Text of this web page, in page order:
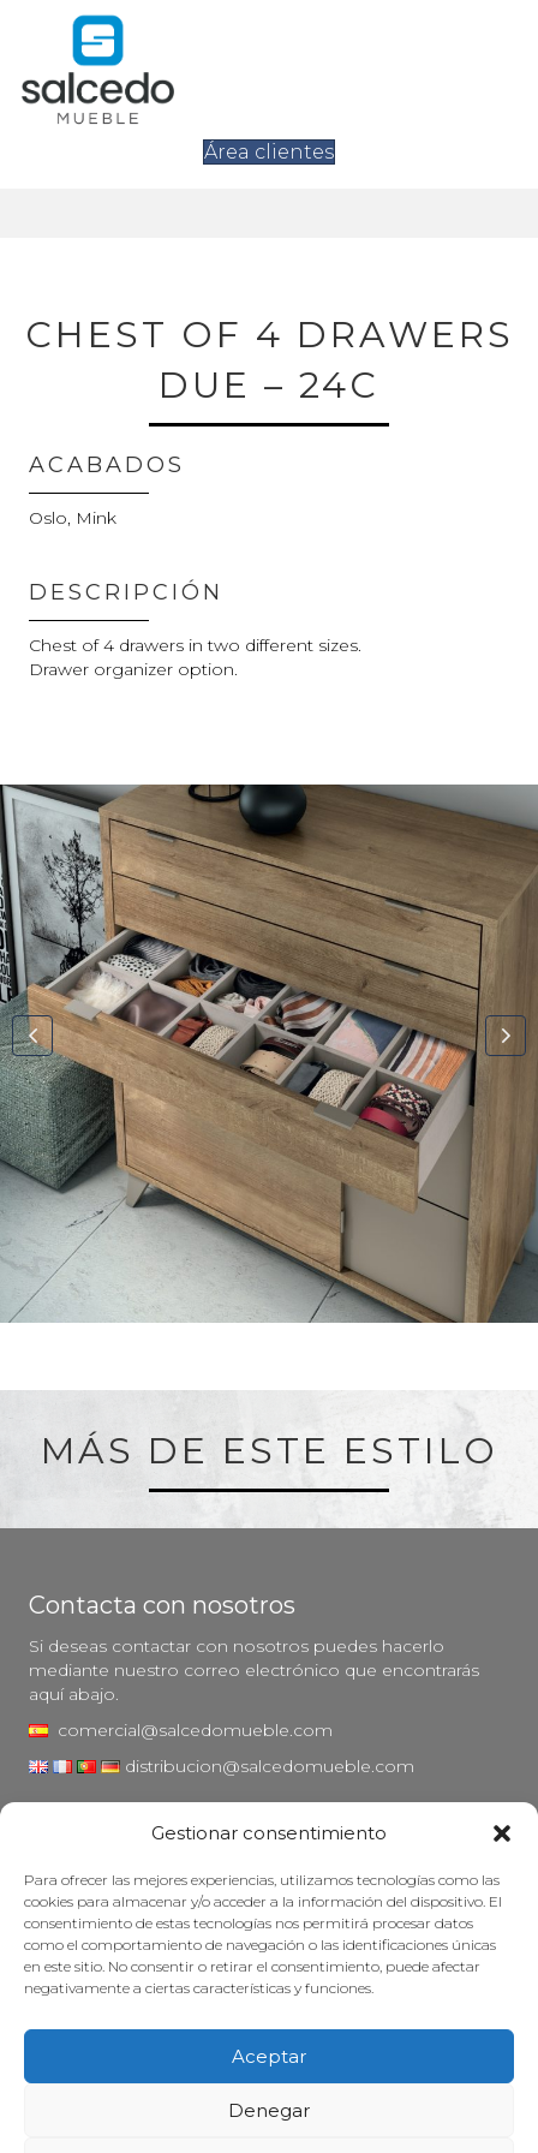
Gestionar consentimiento
Para ofrecer las mejores experiencias, utilizamos tecnologías como las
cookies para almacenar y/o acceder a la información del dispositivo. El
consentimiento de estas tecnologías nos permitirá procesar datos
como el comportamiento de navegación o las identificaciones únicas
en este sitio. No consentir o retirar el consentimiento, puede afectar
negativamente a ciertas características y funciones.
Aceptar
Denegar
Área clientes
CHEST OF 4 DRAWERS
DUE – 24C
ACABADOS
Oslo, Mink
DESCRIPCIÓN
Chest of 4 drawers in two different sizes.
Drawer organizer option.
MÁS DE ESTE ESTILO
Contacta con nosotros
Si deseas contactar con nosotros puedes hacerlo
mediante nuestro correo electrónico que encontrarás
aquí abajo.
comercial@salcedomueble.com
distribucion@salcedomueble.com
Aviso legal
Política de privacidad
Política de cookies
Mantener su mueble
Subvenciones